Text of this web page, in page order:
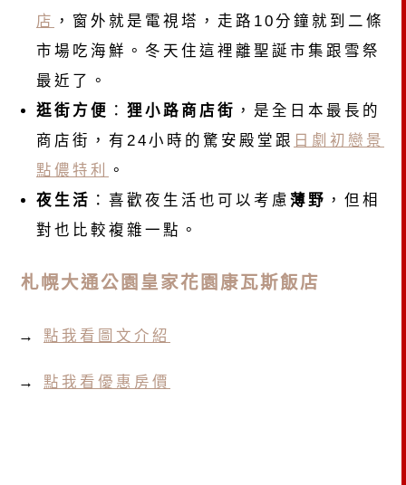
店 ，窗外就是電視塔，走路10分鐘就到二條
市場吃海鮮。冬天住這裡離聖誕市集跟雪祭
最近了。
逛街方便
： 狸小路商店街 ，是全日本最長的
商店街，有24小時的驚安殿堂跟 日劇初戀景
點儂特利
。
夜生活 ：喜歡夜生活也可以考慮 薄野 ，但相
對也比較複雜一點。
札幌大通公園皇家花園康瓦斯飯店
→ 點我看圖文介紹
→ 點我看優惠房價